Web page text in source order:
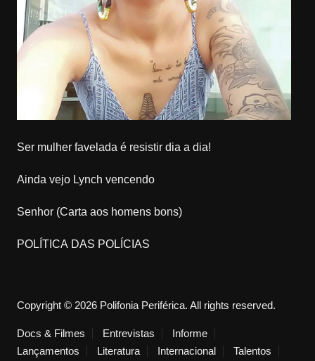
Ser mulher favelada é resistir dia a dia!
Ainda vejo Lynch vencendo
Senhor (Carta aos homens bons)
POLÍTICA DAS POLÍCIAS
Copyright © 2026 Polifonia Periférica. All rights reserved.
Docs & Filmes Entrevistas
Informe
Lançamentos
Literatura Internacional Talentos